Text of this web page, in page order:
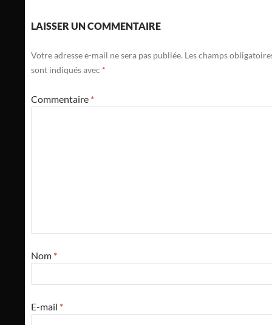
LAISSER UN COMMENTAIRE
Votre adresse e-mail ne sera pas publiée. Les champs
sont indiqués avec *
Commentaire *
Nom *
E-mail *